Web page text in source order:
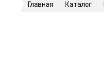
Главная Каталог